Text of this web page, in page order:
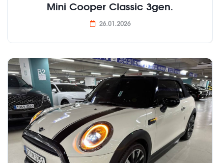
Mini Cooper Classic 3gen.
26.01.2026